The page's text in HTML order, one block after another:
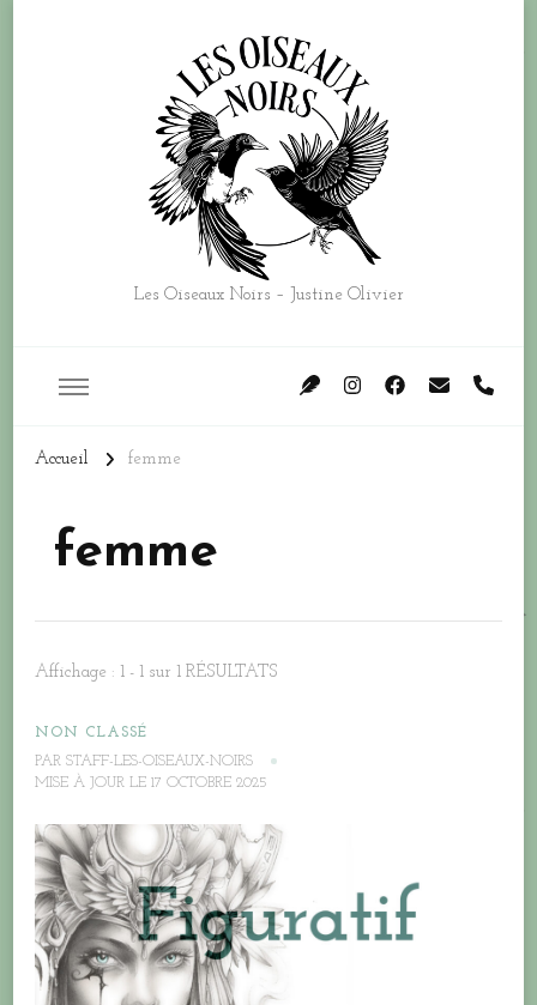
Les Oiseaux Noirs – Justine Olivier
Accueil femme
femme
Affichage : 1 - 1 sur 1 RÉSULTATS
NON CLASSÉ
PAR STAFF-LES-OISEAUX-NOIRS
MISE À JOUR LE 17 OCTOBRE 2025